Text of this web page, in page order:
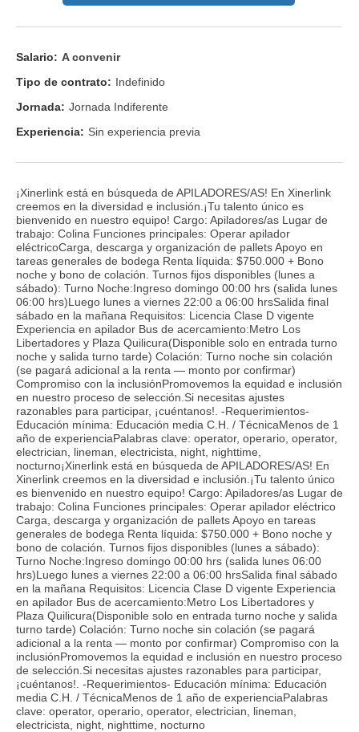
Salario: A convenir
Tipo de contrato: Indefinido
Jornada: Jornada Indiferente
Experiencia: Sin experiencia previa
¡Xinerlink está en búsqueda de APILADORES/AS! En Xinerlink
creemos en la diversidad e inclusión.¡Tu talento único es
bienvenido en nuestro equipo! Cargo: Apiladores/as Lugar de
trabajo: Colina Funciones principales: Operar apilador
eléctricoCarga, descarga y organización de pallets Apoyo en
tareas generales de bodega Renta líquida: $750.000 + Bono
noche y bono de colación. Turnos fijos disponibles (lunes a
sábado): Turno Noche:Ingreso domingo 00:00 hrs (salida lunes
06:00 hrs)Luego lunes a viernes 22:00 a 06:00 hrsSalida final
sábado en la mañana Requisitos: Licencia Clase D vigente
Experiencia en apilador Bus de acercamiento:Metro Los
Libertadores y Plaza Quilicura(Disponible solo en entrada turno
noche y salida turno tarde) Colación: Turno noche sin colación
(se pagará adicional a la renta — monto por confirmar)
Compromiso con la inclusiónPromovemos la equidad e inclusión
en nuestro proceso de selección.Si necesitas ajustes
razonables para participar, ¡cuéntanos!. -Requerimientos-
Educación mínima: Educación media C.H. / TécnicaMenos de 1
año de experienciaPalabras clave: operator, operario, operator,
electrician, lineman, electricista, night, nighttime,
nocturno¡Xinerlink está en búsqueda de APILADORES/AS! En
Xinerlink creemos en la diversidad e inclusión.¡Tu talento único
es bienvenido en nuestro equipo! Cargo: Apiladores/as Lugar de
trabajo: Colina Funciones principales: Operar apilador eléctrico
Carga, descarga y organización de pallets Apoyo en tareas
generales de bodega Renta líquida: $750.000 + Bono noche y
bono de colación. Turnos fijos disponibles (lunes a sábado):
Turno Noche:Ingreso domingo 00:00 hrs (salida lunes 06:00
hrs)Luego lunes a viernes 22:00 a 06:00 hrsSalida final sábado
en la mañana Requisitos: Licencia Clase D vigente Experiencia
en apilador Bus de acercamiento:Metro Los Libertadores y
Plaza Quilicura(Disponible solo en entrada turno noche y salida
turno tarde) Colación: Turno noche sin colación (se pagará
adicional a la renta — monto por confirmar) Compromiso con la
inclusiónPromovemos la equidad e inclusión en nuestro proceso
de selección.Si necesitas ajustes razonables para participar,
¡cuéntanos!. -Requerimientos- Educación mínima: Educación
media C.H. / TécnicaMenos de 1 año de experienciaPalabras
clave: operator, operario, operator, electrician, lineman,
electricista, night, nighttime, nocturno